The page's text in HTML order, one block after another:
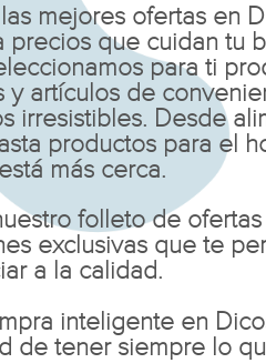
mejores ofertas en
precios que cuidan tu
para ti
y artículos de
irresistibles. Desde
productos para el
más cerca.
folleto de
exclusivas que te
a la calidad.
inteligente en
de tener siempre lo